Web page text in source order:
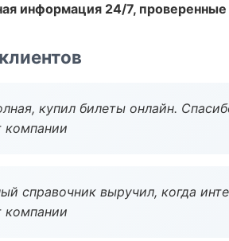
информация 24/7, проверенные
купил билеты онлайн.
компании
справочник выручил, когда
компании